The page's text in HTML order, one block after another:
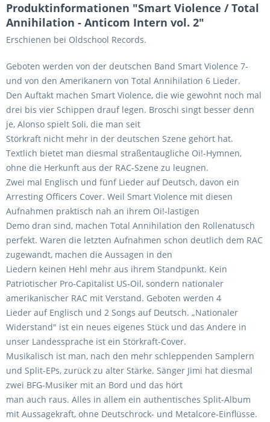
Produktinformationen "Smart Violence / Total
Annihilation - Anticom Intern vol. 2"
Erschienen bei Oldschool Records.
Geboten werden von der deutschen Band Smart Violence 7-
und von den Amerikanern von Total Annihilation 6 Lieder.
Den Auftakt machen Smart Violence, die wie gewohnt noch mal
drei bis vier Schippen drauf legen. Broschi singt besser denn
je, Alonso spielt Soli, die man seit
Störkraft nicht mehr in der deutschen Szene gehört hat.
Textlich bietet man diesmal straßentaugliche Oi!-Hymnen,
ohne die Herkunft aus der RAC-Szene zu leugnen.
Zwei mal Englisch und fünf Lieder auf Deutsch, davon ein
Arresting Officers Cover. Weil Smart Violence mit diesen
Aufnahmen praktisch nah an ihrem Oi!-lastigen
Demo dran sind, machen Total Annihilation den Rollenatusch
perfekt. Waren die letzten Aufnahmen schon deutlich dem RAC
zugewandt, machen die Aussagen in den
Liedern keinen Hehl mehr aus ihrem Standpunkt. Kein
Patriotischer Pro-Capitalist US-Oil, sondern nationaler
amerikanischer RAC mit Verstand. Geboten werden 4
Lieder auf Englisch und 2 Songs auf Deutsch. „Nationaler
Widerstand" ist ein neues eigenes Stück und das Andere in
unser Landessprache ist ein Störkraft-Cover.
Musikalisch ist man, nach den mehr schleppenden Samplern
und Split-EPs, zurück zu alter Stärke. Sänger Jimi hat diesmal
zwei BFG-Musiker mit an Bord und das hört
man auch raus. Alles in allem ein authentisches Split-Album
mit Aussagekraft, ohne Deutschrock- und Metalcore-Einflüsse.